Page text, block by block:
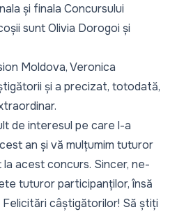
și finala Concursului
sunt Olivia Dorogoi și
Moldova, Veronica
și a precizat, totodată,
de interesul pe care l-a
an și vă mulțumim tuturor
acest concurs. Sincer, ne-
tuturor participanților, însă
câștigătorilor! Să știți